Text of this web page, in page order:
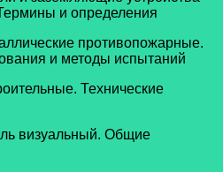
и определения
противопожарные.
и методы испытаний
Технические
визуальный. Общие